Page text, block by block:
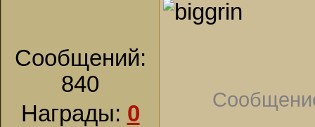
Сообщений:
840
Награды: 0